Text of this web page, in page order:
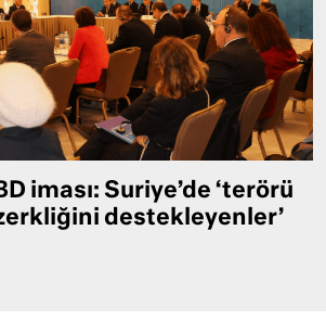
iması: Suriye’de ‘terörü
destekleyenler’